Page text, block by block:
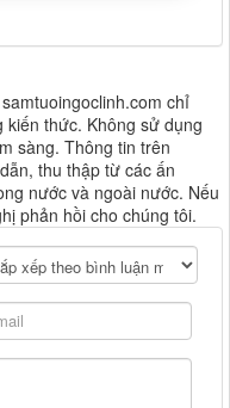
chỉ
thức. Không sử dụng
sàng. Thông tin trên
thu thập từ các ấn
nước và ngoài nước. Nếu
phản hồi cho chúng tôi.